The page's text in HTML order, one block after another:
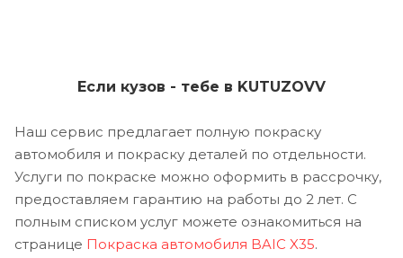
Если кузов - тебе в KUTUZOVV
Наш сервис предлагает полную покраску
автомобиля и покраску деталей по отдельности.
Услуги по покраске можно оформить в рассрочку,
предоставляем гарантию на работы до 2 лет. С
полным списком услуг можете ознакомиться на
странице Покраска автомобиля BAIC X35.